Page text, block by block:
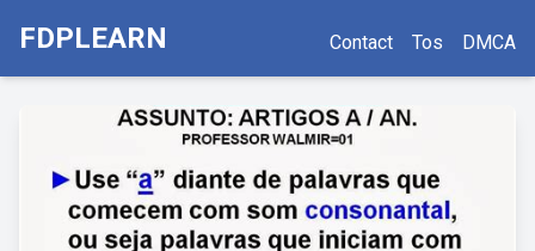
FDPLEARN Contact Tos DMCA